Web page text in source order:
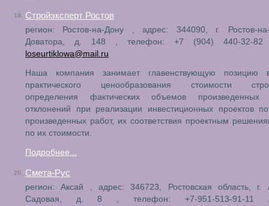
19. Стройэксперт Ростов
регион: Ростов-на-Дону , адрес: 344090, г. Ростов-
Доватора, д. 148 , телефон: +7 (904) 440-32-
loseurtiklowa@mail.ru
Наша компания занимает главенствующую позицию
практического ценообразования стоимости
определения фактических объемов
отклонений при реализации инвестиционных проектов
произведенных работ, их соответствия проектным
по их стоимости.
Подробнее...
20. Смета-Рус
регион: Аксай , адрес: 346723, Ростовская область, г.
Садовая, д. 8 , телефон: +7-951-513-91-11